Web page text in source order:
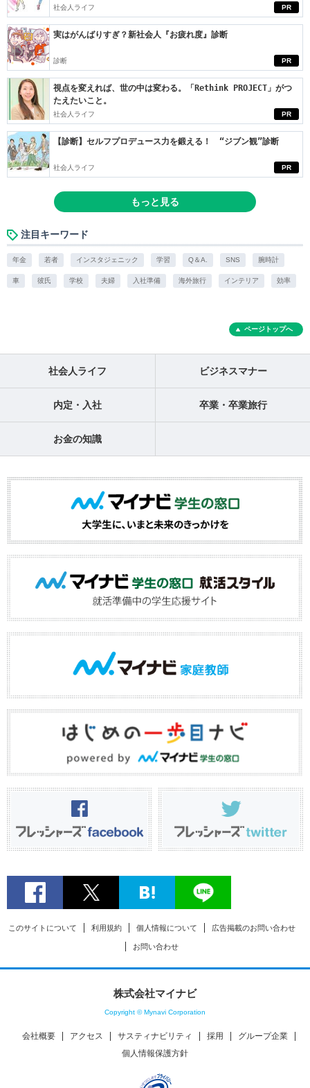
PR
社会人ライフ
PR
実はがんばりすぎ？新社会人『お疲れ度』診断
診断
PR
視点を変えれば、世の中は変わる。「Rethink PROJECT」がつ
たえたいこと。
社会人ライフ
PR
【診断】セルフプロデュース力を鍛える！ “ジブン観”診断
社会人ライフ
もっと見る
注目キーワード
年金 若者 インスタジェニック 学習 Q＆A. SNS 腕時計
車 彼氏 学校 夫婦 入社準備 海外旅行 インテリア 効率
ページトップへ
社会人ライフ ビジネスマナー
内定・入社 卒業・卒業旅行
お金の知識
このサイトについて 利用規約 個人情報について 広告掲載のお問い合わせ
お問い合わせ
株式会社マイナビ
Copyright © Mynavi Corporation
会社概要 アクセス サスティナビリティ 採用
グループ企業
個人情報保護方針